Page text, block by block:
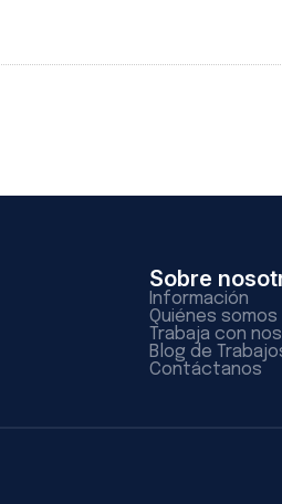
Sobre
Información
Quiénes somos
Trabaja con
Blog de
Contáctanos